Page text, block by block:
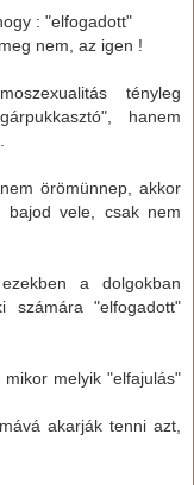
: "elfogadott"
nem, az igen !
tényleg
hanem
örömünnep, akkor
vele, csak nem
a dolgokban
számára "elfogadott"
melyik "elfajulás"
akarják tenni azt,